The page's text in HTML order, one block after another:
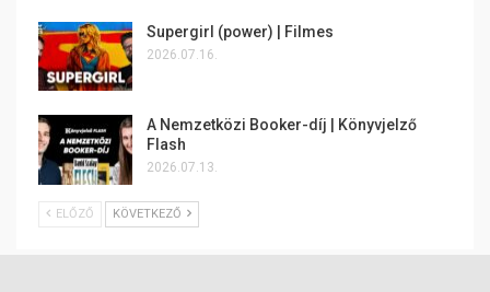
Supergirl (power) | Filmes
2026.07.16.
A Nemzetközi Booker-díj | Könyvjelző
Flash
2026.07.13.
ELŐZŐ KÖVETKEZŐ